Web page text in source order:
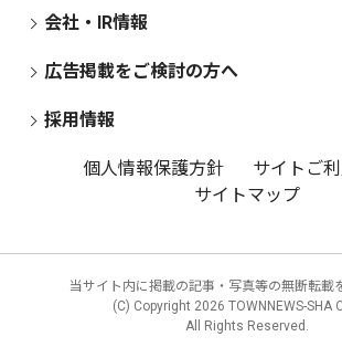
会社・IR情報
広告掲載をご検討の方へ
採用情報
個人情報保護方針
サイトご
サイトマップ
当サイト内に掲載の記事・写真等の無断転載
(C) Copyright 2026 TOWNNEWS-SHA
All Rights Reserved.